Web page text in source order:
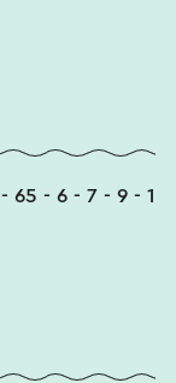
65 - 6 - 7 - 9 - 1